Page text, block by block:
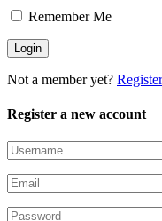
Remember Me
Not a member yet?
Register a new account